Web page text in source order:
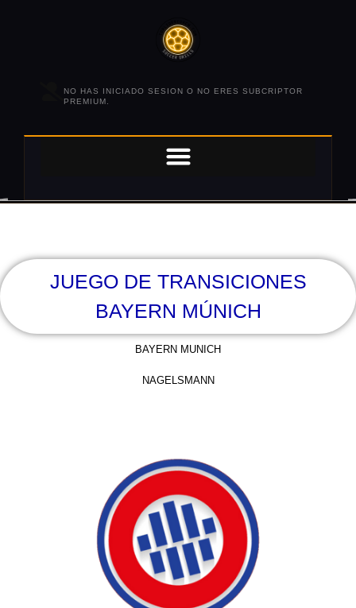
NO HAS INICIADO SESION O NO ERES SUBCRIPTOR
PREMIUM.
JUEGO DE TRANSICIONES
BAYERN MÚNICH
BAYERN MUNICH
NAGELSMANN